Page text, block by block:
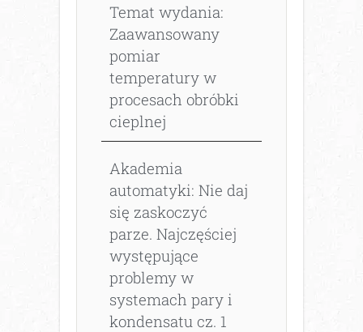
Temat wydania:
Zaawansowany
pomiar
temperatury w
procesach obróbki
cieplnej
Akademia
automatyki: Nie daj
się zaskoczyć
parze. Najczęściej
występujące
problemy w
systemach pary i
kondensatu cz. 1